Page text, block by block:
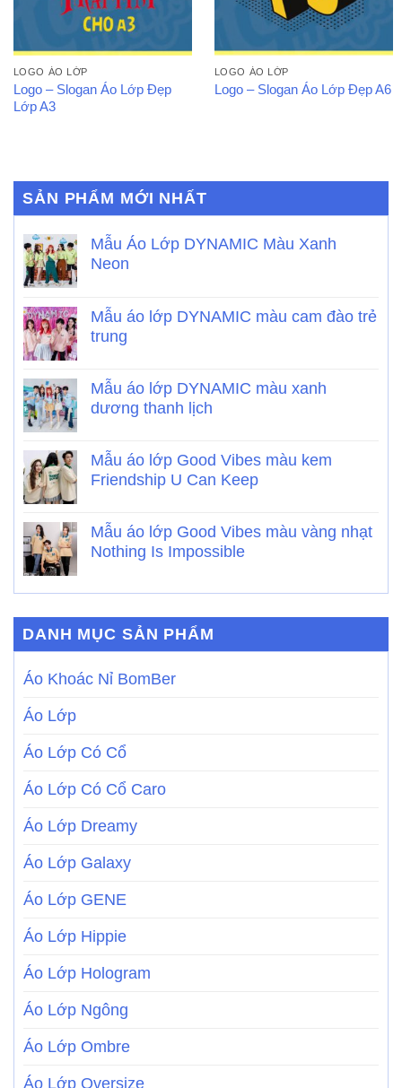
LOGO ÁO LỚP
Logo – Slogan Áo Lớp Đẹp
Lớp A3
LOGO ÁO LỚP
Logo – Slogan Áo Lớp Đẹp A6
SẢN PHẨM MỚI NHẤT
Mẫu Áo Lớp DYNAMIC Màu Xanh
Neon
Mẫu áo lớp DYNAMIC màu cam đào trẻ
trung
Mẫu áo lớp DYNAMIC màu xanh
dương thanh lịch
Mẫu áo lớp Good Vibes màu kem
Friendship U Can Keep
Mẫu áo lớp Good Vibes màu vàng nhạt
Nothing Is Impossible
DANH MỤC SẢN PHẨM
Áo Khoác Nỉ BomBer
Áo Lớp
Áo Lớp Có Cổ
Áo Lớp Có Cổ Caro
Áo Lớp Dreamy
Áo Lớp Galaxy
Áo Lớp GENE
Áo Lớp Hippie
Áo Lớp Hologram
Áo Lớp Ngông
Áo Lớp Ombre
Áo Lớp Oversize